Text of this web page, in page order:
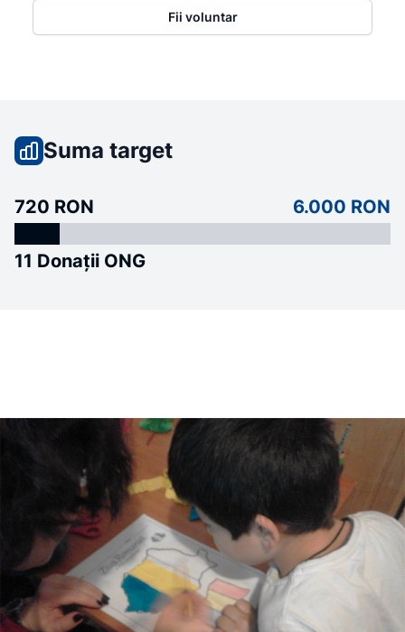
Fii voluntar
Suma target
720 RON 6.000 RON
11 Donații ONG